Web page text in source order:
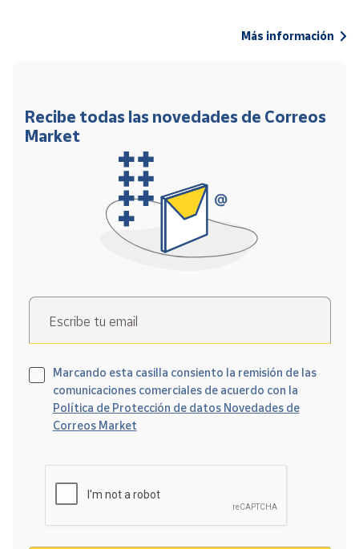
Más información
Recibe todas las novedades de Correos
Market
Escribe tu email
Marcando esta casilla consiento la remisión de las
comunicaciones comerciales de acuerdo con la
Política de Protección de datos Novedades de
Correos Market